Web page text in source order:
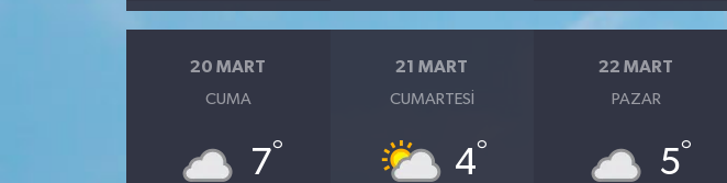
20 MART
CUMA
7°
21 MART
CUMARTESI
4°
22 MART
PAZAR
5°